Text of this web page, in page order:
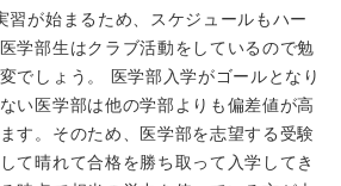
習が始まるため、スケジュールもハー
学部生はクラブ活動をしているので勉
でしょう。 医学部入学がゴールとなり
い医学部は他の学部よりも偏差値が高
す。そのため、医学部を志望する受験
て晴れて合格を勝ち取って入学してき